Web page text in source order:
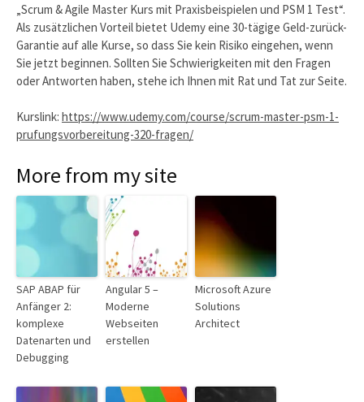
„Scrum & Agile Master Kurs mit Praxisbeispielen und PSM 1 Test“.
Als zusätzlichen Vorteil bietet Udemy eine 30-tägige Geld-zurück-
Garantie auf alle Kurse, so dass Sie kein Risiko eingehen, wenn
Sie jetzt beginnen. Sollten Sie Schwierigkeiten mit den Fragen
oder Antworten haben, stehe ich Ihnen mit Rat und Tat zur Seite.
Kurslink: https://www.udemy.com/course/scrum-master-psm-1-
prufungsvorbereitung-320-fragen/
More from my site
SAP ABAP für
Anfänger 2:
komplexe
Datenarten und
Debugging
Angular 5 –
Moderne
Webseiten
erstellen
Microsoft Azure
Solutions
Architect